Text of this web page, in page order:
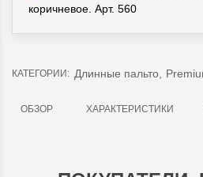
КАТЕГОРИИ: Длинные пальто
ОБЗОР ХАРАКТЕРИСТИКИ